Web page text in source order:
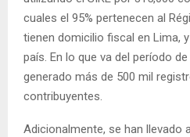
cuales el 95% pertenecen al
tienen domicilio fiscal en Lima,
país. En lo que va del período
generado más de 500 mil
contribuyentes.
Adicionalmente, se han llevado